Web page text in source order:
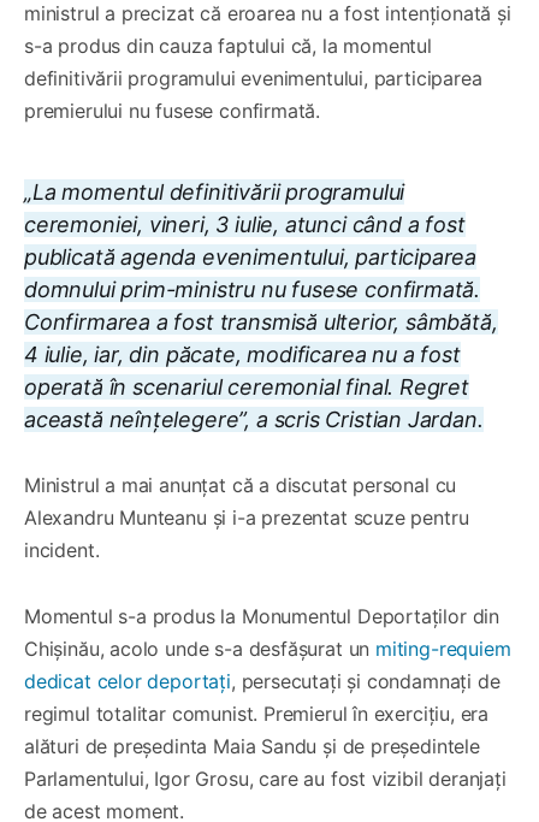
ministrul a precizat că eroarea nu a fost intenționată și
s-a produs din cauza faptului că, la momentul
definitivării programului evenimentului, participarea
premierului nu fusese confirmată.
„La momentul definitivării programului
ceremoniei, vineri, 3 iulie, atunci când a fost
publicată agenda evenimentului, participarea
domnului prim-ministru nu fusese confirmată.
Confirmarea a fost transmisă ulterior, sâmbătă,
4 iulie, iar, din păcate, modificarea nu a fost
operată în scenariul ceremonial final. Regret
această neînțelegere”, a scris Cristian Jardan.
Ministrul a mai anunțat că a discutat personal cu
Alexandru Munteanu și i-a prezentat scuze pentru
incident.
Momentul s-a produs la Monumentul Deportaților din
Chișinău, acolo unde s-a desfășurat un miting-requiem
dedicat celor deportați, persecutați și condamnați de
regimul totalitar comunist. Premierul în exercițiu, era
alături de președinta Maia Sandu și de președintele
Parlamentului, Igor Grosu, care au fost vizibil deranjați
de acest moment.